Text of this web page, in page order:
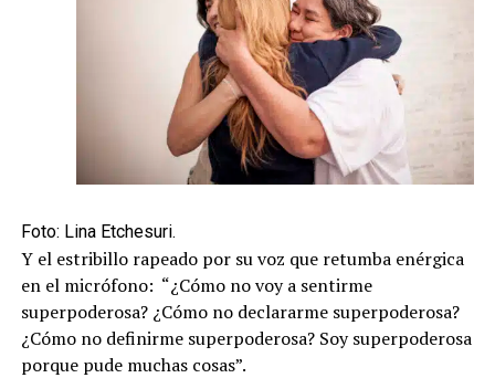
Foto: Lina Etchesuri.
Y el estribillo rapeado por su voz que retumba enérgica
en el micrófono: “¿Cómo no voy a sentirme
superpoderosa? ¿Cómo no declararme superpoderosa?
¿Cómo no definirme superpoderosa? Soy superpoderosa
porque pude muchas cosas”.